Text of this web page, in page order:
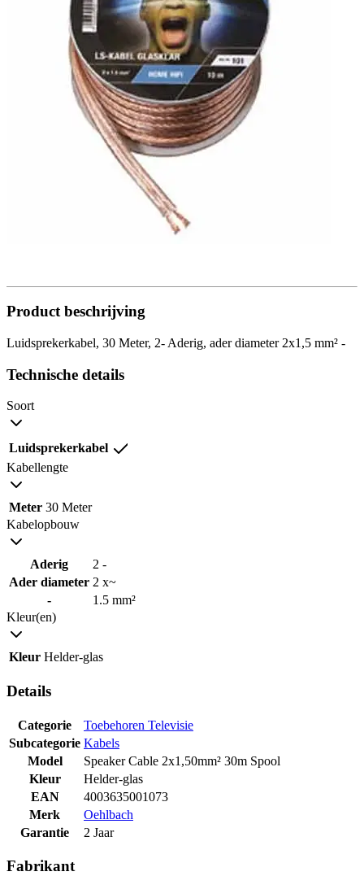
Product beschrijving
Luidsprekerkabel, 30 Meter, 2- Aderig, ader diameter 2x1,5 mm² -
Technische details
Soort
Luidsprekerkabel
Kabellengte
Meter 30 Meter
Kabelopbouw
Aderig
2 -
Ader diameter 2 x~
-
1.5 mm²
Kleur(en)
Kleur Helder-glas
Details
Categorie
Toebehoren Televisie
Subcategorie Kabels
Model
Speaker Cable 2x1,50mm² 30m Spool
Kleur
Helder-glas
EAN
4003635001073
Merk
Oehlbach
Garantie
2 Jaar
Fabrikant